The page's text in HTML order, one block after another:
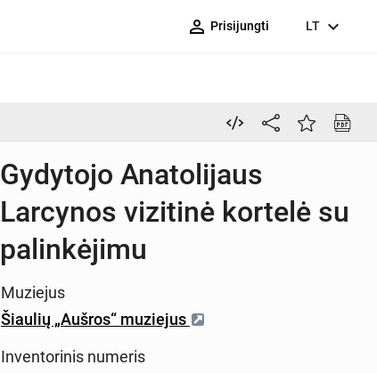
person_outline Prisijungti LT expand_more
Gydytojo Anatolijaus
Larcynos vizitinė kortelė su
palinkėjimu
Muziejus
Šiaulių „Aušros“ muziejus
Inventorinis numeris